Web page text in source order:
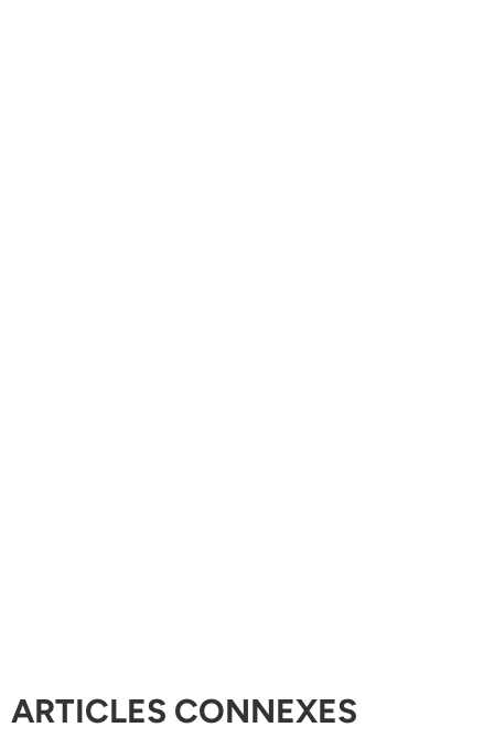
ARTICLES CONNEXES